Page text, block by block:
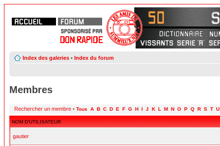
Index des galeries • Index du forum
Membres
Rechercher un membre • Tous A B C D E F G H I J K L M N O P Q R S T U
NOM D’UTILISATEUR
gautier